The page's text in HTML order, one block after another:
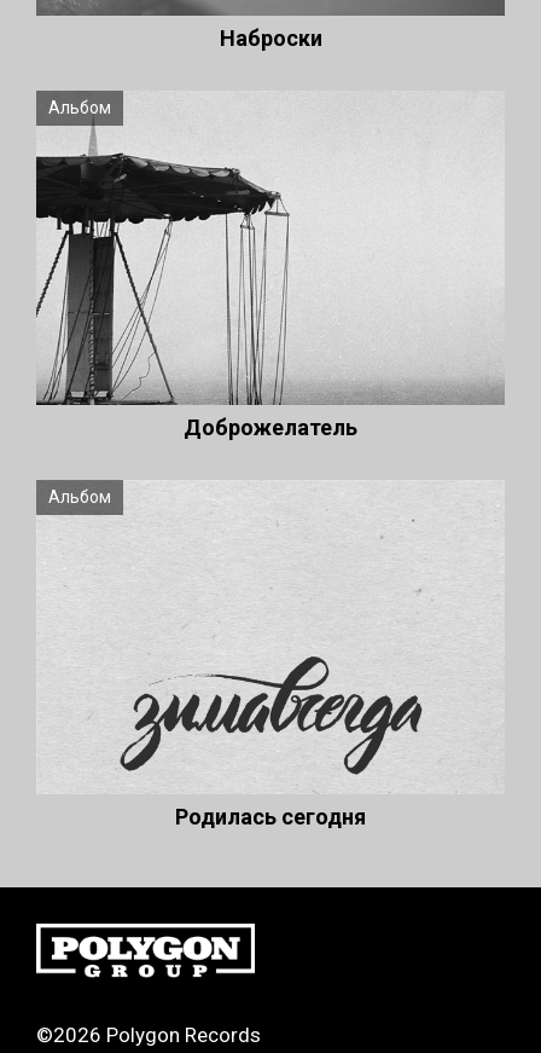
Наброски
Альбом
Доброжелатель
Альбом
Родилась сегодня
©2026 Polygon Records